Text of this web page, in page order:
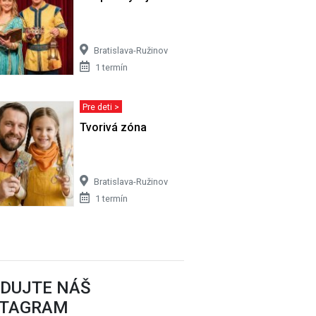
Bratislava-Ružinov
1 termín
Pre deti >
Tvorivá zóna
Bratislava-Ružinov
1 termín
NÁŠ